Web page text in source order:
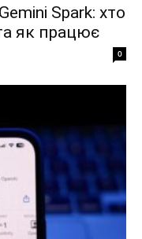
Spark: хто
як працює
0